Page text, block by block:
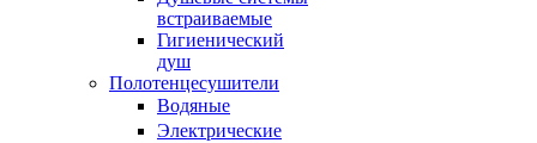
встраиваемые
Гигиенический
душ
Полотенцесушители
ㅤВодяные
ㅤЭлектрические